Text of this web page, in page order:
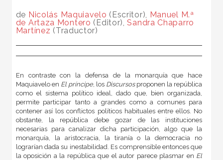
de Nicolás Maquiavelo (Escritor), Manuel M.ª
de Artaza Montero (Editor),Sandra Chaparro
Martínez (Traductor)
En contraste con la defensa de la monarquía que hace
Maquiavelo en El príncipe, los Discursos proponen la república
como el sistema político ideal, dado que, bien organizada,
permite participar tanto a grandes como a comunes para
contener así los conflictos políticos habituales entre ellos. No
obstante, la república debe gozar de las instituciones
necesarias para canalizar dicha participación, algo que la
monarquía, la aristocracia, la tiranía o la democracia no
lograrían dada su inestabilidad. Es comprensible entonces que
la oposición a la república que el autor parece plasmar en El